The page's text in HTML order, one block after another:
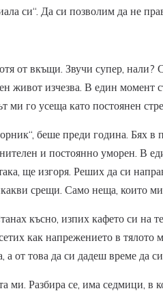
си“. Да си позволим да не
от вкъщи. Звучи супер, нали?
живот изчезва. В един
ми го усеща като постоянен
беше преди година. Бях
и постоянно уморен.
ще изгоря. Реших да си
срещи. Само неща, които ми
късно, изпих кафето си на
как напрежението в тялото
а от това да си дадеш време да
ми. Разбира се, има седмици,